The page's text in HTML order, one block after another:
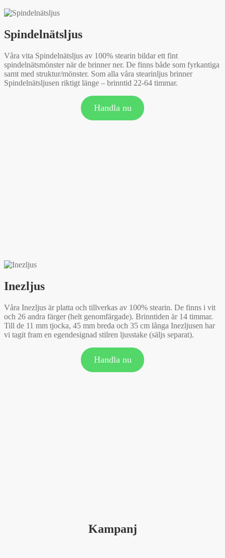
Spindelnätsljus
Våra vita Spindelnätsljus av 100% stearin bildar ett fint
spindelnätsmönster när de brinner ner. De finns både som fyrkantiga
samt med struktur/mönster. Som alla våra stearinljus brinner
Spindelnätsljusen riktigt länge – brinntid 22-64 timmar.
Handla nu
Inezljus
Våra Inezljus är platta och tillverkas av 100% stearin. De finns i vit
och 26 andra färger (helt genomfärgade). Brinntiden är 14 timmar.
Till de 11 mm tjocka, 45 mm breda och 35 cm långa Inezljusen har
vi tagit fram en egendesignad stilren ljusstake (säljs separat).
Handla nu
Kampanj